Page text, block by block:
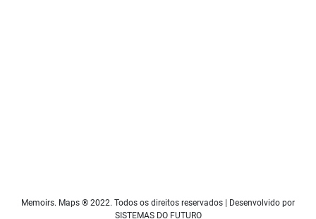
Memoirs. Maps ® 2022. Todos os direitos reservados | Desenvolvido por
SISTEMAS DO FUTURO